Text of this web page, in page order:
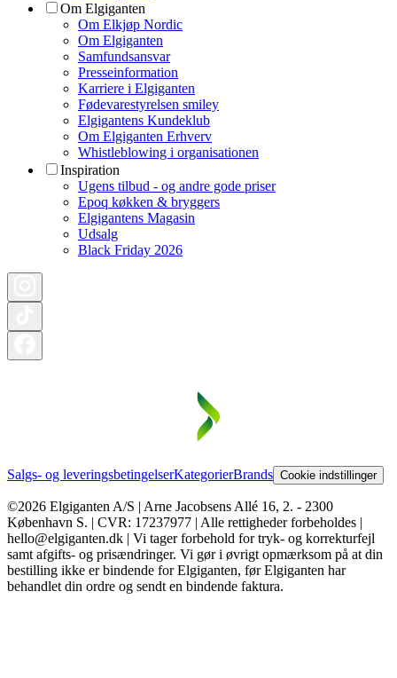
Om Elgiganten
Om Elkjøp Nordic
Om Elgiganten
Samfundsansvar
Presseinformation
Karriere i Elgiganten
Fødevarestyrelsen smiley
Elgigantens Kundeklub
Om Elgiganten Erhverv
Whistleblowing i organisationen
Inspiration
Ugens tilbud - og andre gode priser
Epoq køkken & bryggers
Elgigantens Magasin
Udsalg
Black Friday 2026
Salgs- og leveringsbetingelserKategorierBrands Cookie indstillinger
©2026 Elgiganten A/S | Arne Jacobsens Allé 16, 2. - 2300
København S. | CVR: 17237977 | Alle rettigheder forbeholdes |
hello@elgiganten.dk | Vi tager forbehold for tryk- og korrekturfejl
samt afgifts- og prisændringer. Vi gør i øvrigt opmærksom på at din
bestilling ikke er bindende for Elgiganten, før Elgiganten har
behandlet din ordre og sendt en bindende faktura.